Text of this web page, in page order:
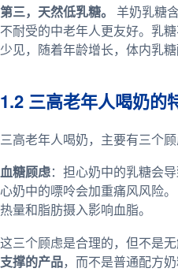
第三，天然低乳糖。
羊奶乳糖
不耐受的中老年人更友好。乳
少见，随着年龄增长，体内乳糖
1.2 三高老年人喝奶的
三高老年人喝奶，主要有三个顾
血糖顾虑：担心奶中的乳糖会
心奶中的嘌呤会加重痛风风险。
热量和脂肪摄入影响血脂。
这三个顾虑是合理的，但不是
支撑的产品，而不是普通配方奶